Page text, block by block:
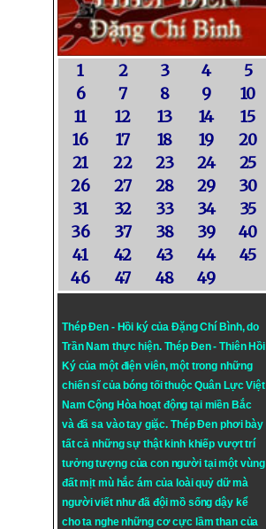
1 2 3 4
5
6
7 8 9
10
11
12 13 14
15
16
17 18 19
20
21
22 23 24
25
26
27 28 29
30
31
32 33 34
35
36
37 38 39
40
41
42 43 44
45
46
47 48 49
Thép Đen - Hồi ký của Đặng Chí Bình, do
Trần Nam thực hiện. Thép Đen- Thiên Hồi
Ký của một điện viên, một trong những
chiến sĩ của bóng tối thuộc Quân Lực Việt
Nam Cộng Hòa hoạt động tại miền Bắc
và đã sa vào tay giặc. Thép Đen phơi bày
tất cả những sự thật kinh khiếp vượt trí
tưởng tượng của con người tại một vùng
đất mịt mù hắc ám của loài quỷ dữ mà
người viết như đã đội mồ sống dậy kể
cho ta nghe những cơ cực lầm than của